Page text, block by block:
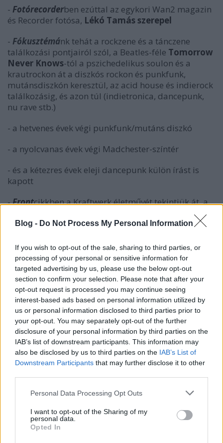
Blog - Do Not Process My Personal Information
If you wish to opt-out of the sale, sharing to third parties, or
processing of your personal or sensitive information for
targeted advertising by us, please use the below opt-out
section to confirm your selection. Please note that after your
opt-out request is processed you may continue seeing
interest-based ads based on personal information utilized by
us or personal information disclosed to third parties prior to
your opt-out. You may separately opt-out of the further
disclosure of your personal information by third parties on the
IAB’s list of downstream participants. This information may
also be disclosed by us to third parties on the IAB’s List of
Downstream Participants that may further disclose it to other
Please note that this website/app uses one or more Google
not limited to your visit or usage behaviour. You may click to
grant or deny consent to Google and its third-party tags to
use your data for below specified purposes in below Google
Personal Data Processing Opt Outs
I want to opt-out of the Sharing of my
personal data.
Opted In
- Fotórecorderben ezúttal az egykori Wan2 magazin
és Recorder fotósa, Lékó Tamás szerepel
- Fókusztémánk tehát a rockzene és a tánczene
találkozási pontjairól szól, a Beatles-féle Tomorrow
Never Knows-tól a pszichedelikus soulon és a
krautrockon át a diszkós rockon és punkfunk,
mutánsdiszkón keresztül, az acid house és indierock
találkozásig, és azon túl (indietronica, dancepunk,
nu rave stb.)
- a hetvenes évek végi punkfunk/mutáns diszkó
- a nyolcvanas évek végi Madchester-színtér
- és a kétezres évek eleji dancepunk külön írást is
kapott
-Frontcikkben a Kraftwerk életművét tekintjük át, a
időszakon, amikor az induló krautrock-együttesek
Tangerine Dream,Popol Vuhés a Kraftwerk-előd
Organisation), na és persze a máig élő,
felbecsülhetetlen hatással
Filmrecorder című új mellékletünkben az átalakuló
Oscar-díj története,Daniel Day-Lewishúsz legjobb
alakítása, aValami Amerika 3.apropójánHerendi
Gábor-interjú, filmkritika (Szólíts a neveden,A nő
fogságban) és tévésorozat-ajánló (hat széria
nyugizáshoz) szerepel
Interjúztunk a nemrég remek kiadottFrenkkel
szempontból a streamről szól - igen ám, de mit
adott nekünk a stream?
Világrecorder